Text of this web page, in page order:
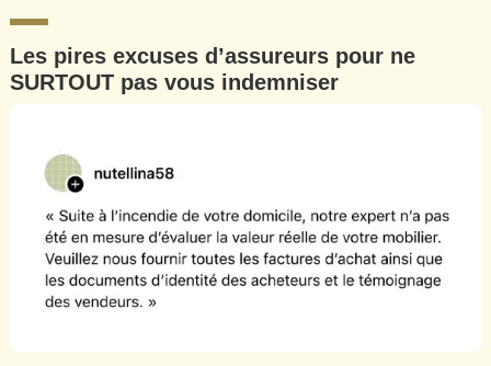
Les pires excuses d’assureurs pour ne
SURTOUT pas vous indemniser